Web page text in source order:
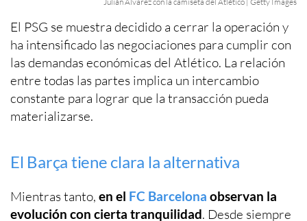
El PSG se muestra decidido a cerrar la operación y
ha intensificado las negociaciones para cumplir con
las demandas económicas del Atlético. La relación
entre todas las partes implica un intercambio
constante para lograr que la transacción pueda
materializarse.
El Barça tiene clara la alternativa
Mientras tanto, en el FC Barcelona observan la
evolución con cierta tranquilidad. Desde siempre